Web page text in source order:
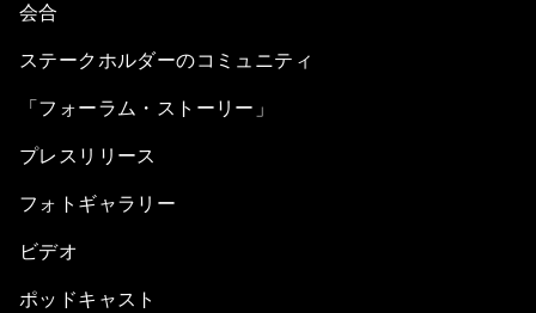
会合
ステークホルダーのコミュニティ
「フォーラム・ストーリー」
プレスリリース
フォトギャラリー
ビデオ
ポッドキャスト